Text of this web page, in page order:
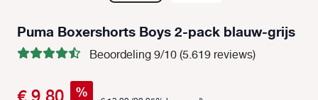
Puma Boxershorts Boys 2-pack blauw-grijs
Beoordeling 9/10 (5.619 reviews)
€ 9,80 %